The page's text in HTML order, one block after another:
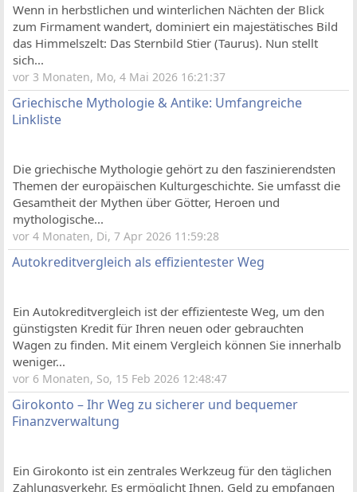
Wenn in herbstlichen und winterlichen Nächten der Blick
zum Firmament wandert, dominiert ein majestätisches Bild
das Himmelszelt: Das Sternbild Stier (Taurus). Nun stellt
sich...
vor 3 Monaten, Mo, 4 Mai 2026 16:21:37
Griechische Mythologie & Antike: Umfangreiche
Linkliste
Die griechische Mythologie gehört zu den faszinierendsten
Themen der europäischen Kulturgeschichte. Sie umfasst die
Gesamtheit der Mythen über Götter, Heroen und
mythologische...
vor 4 Monaten, Di, 7 Apr 2026 11:59:28
Autokreditvergleich als effizientester Weg
Ein Autokreditvergleich ist der effizienteste Weg, um den
günstigsten Kredit für Ihren neuen oder gebrauchten
Wagen zu finden. Mit einem Vergleich können Sie innerhalb
weniger...
vor 6 Monaten, So, 15 Feb 2026 12:48:47
Girokonto – Ihr Weg zu sicherer und bequemer
Finanzverwaltung
Ein Girokonto ist ein zentrales Werkzeug für den täglichen
Zahlungsverkehr. Es ermöglicht Ihnen, Geld zu empfangen